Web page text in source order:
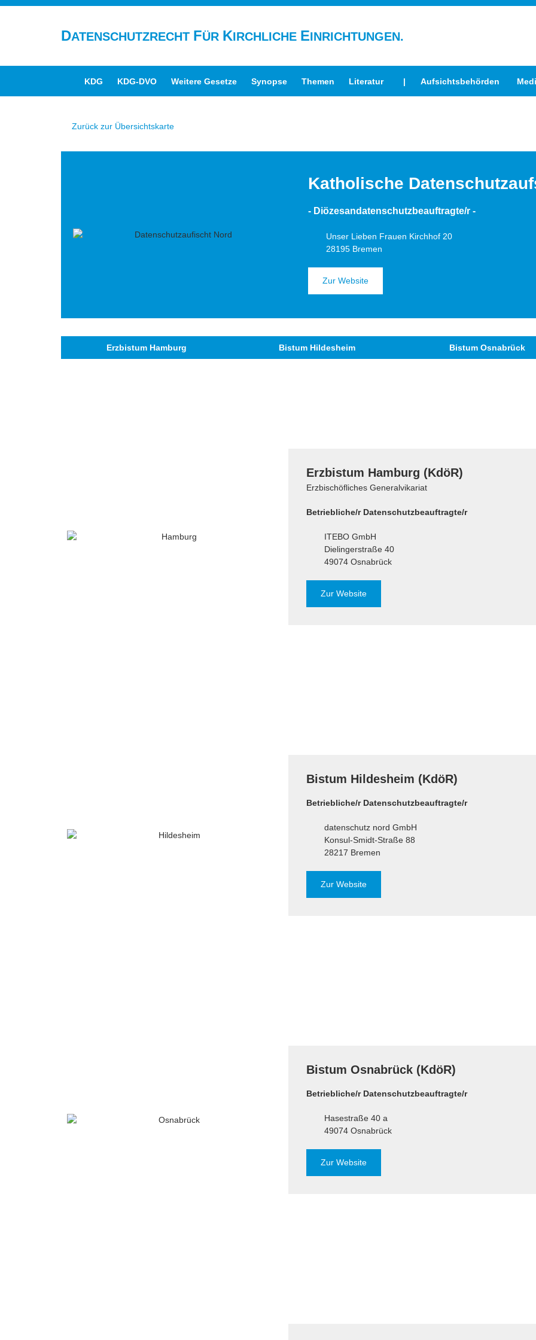
DATENSCHUTZRECHT FÜR KIRCHLICHE EINRICHTUNGEN.
KDG KDG-DVO Weitere Gesetze Synopse Themen Literatur | Aufsichtsbehörden
Zurück zur Übersichtskarte
Katholische
- Diözesandatenschutzbeauftragte/r -
Unser Lieben Frauen Kirchhof 20
28195 Bremen
Zur Website
Erzbistum Hamburg Bistum Hildesheim Bistum Osnabrück
Erzbistum Hamburg (KdöR)
Erzbischöfliches Generalvikariat
Betriebliche/r Datenschutzbeauftragte/r
ITEBO GmbH
Dielingerstraße 40
49074 Osnabrück
Zur Website
Bistum Hildesheim (KdöR)
Betriebliche/r Datenschutzbeauftragte/r
datenschutz nord GmbH
Konsul-Smidt-Straße 88
28217 Bremen
Zur Website
Bistum Osnabrück (KdöR)
Betriebliche/r Datenschutzbeauftragte/r
Hasestraße 40 a
49074 Osnabrück
Zur Website